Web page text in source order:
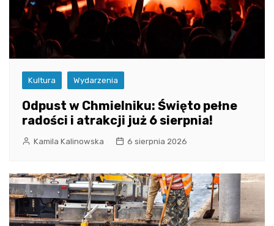
Kultura Wydarzenia
Odpust w Chmielniku: Święto pełne
radości i atrakcji już 6 sierpnia!
Kamila Kalinowska 6 sierpnia 2026